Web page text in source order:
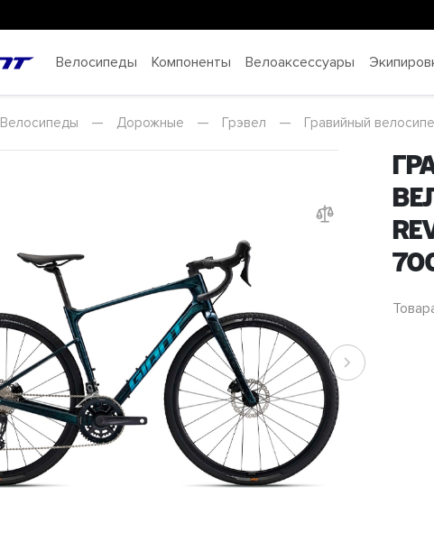
Велосипеды Компоненты Велоаксессуары
Велосипеды — Дорожные — Грэвел — Гравийный